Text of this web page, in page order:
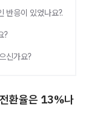
반응이 있었나요?.
?
신가요?
환율은 13%나